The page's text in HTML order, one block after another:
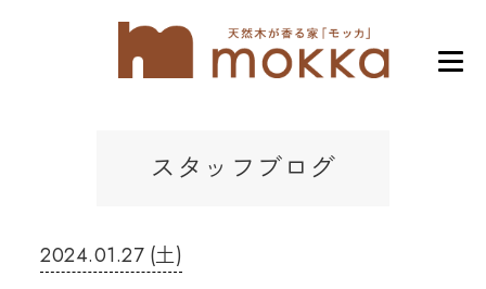
スタッフブログ
2024.01.27 (土)